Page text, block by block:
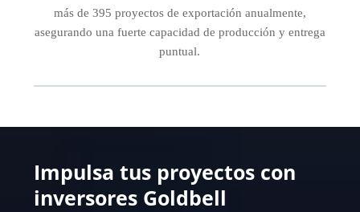
más de 395 proyectos de exportación anualmente,
asegurando una fuerte capacidad de producción y entrega
puntual.
Impulsa tus proyectos con
inversores Goldbell